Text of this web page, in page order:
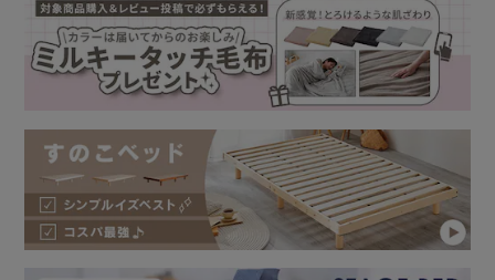
プです。
取り出しに手間がかかるフリースペースを最小限に設計して
います。
また、床板のすのこは片面仕様で取り外しが簡単なので、収
マットレスの滑りを防ぐ、滑り止めも付属しています。
★お客様組立★
【超収納ベッド：収納宮付き】
優れた収納力で暮らしを整えるベッドです。